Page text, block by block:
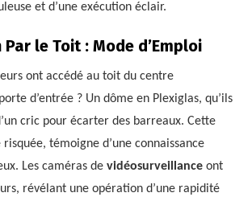
et d’une exécution éclair.
le Toit : Mode d’Emploi
ont accédé au toit du centre
d’entrée ? Un dôme en Plexiglas, qu’ils
cric pour écarter des barreaux. Cette
témoigne d’une connaissance
Les caméras de vidéosurveillance ont
révélant une opération d’une rapidité